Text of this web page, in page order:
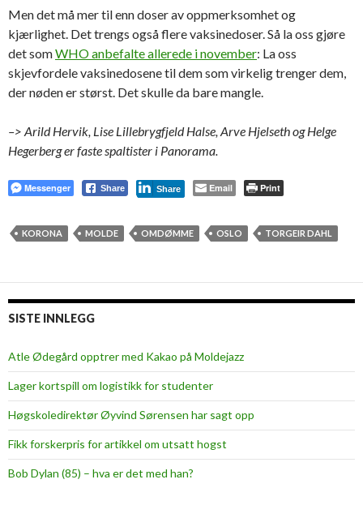
Men det må mer til enn doser av oppmerksomhet og
kjærlighet. Det trengs også flere vaksinedoser. Så la oss gjøre
det somWHO anbefalte allerede i november: La oss
skjevfordele vaksinedosene til dem som virkelig trenger dem,
der nøden er størst. Det skulle da bare mangle.
–> Arild Hervik, Lise Lillebrygfjeld Halse, Arve Hjelseth og Helge
Hegerberg er faste spaltister i Panorama.
Messenger Share Share Email Print
KORONA MOLDE OMDØMME OSLO TORGEIR DAHL
SISTE INNLEGG
Atle Ødegård opptrer med Kakao på Moldejazz
Lager kortspill om logistikk for studenter
Høgskoledirektør Øyvind Sørensen har sagt opp
Fikk forskerpris for artikkel om utsatt hogst
Bob Dylan (85) – hva er det med han?